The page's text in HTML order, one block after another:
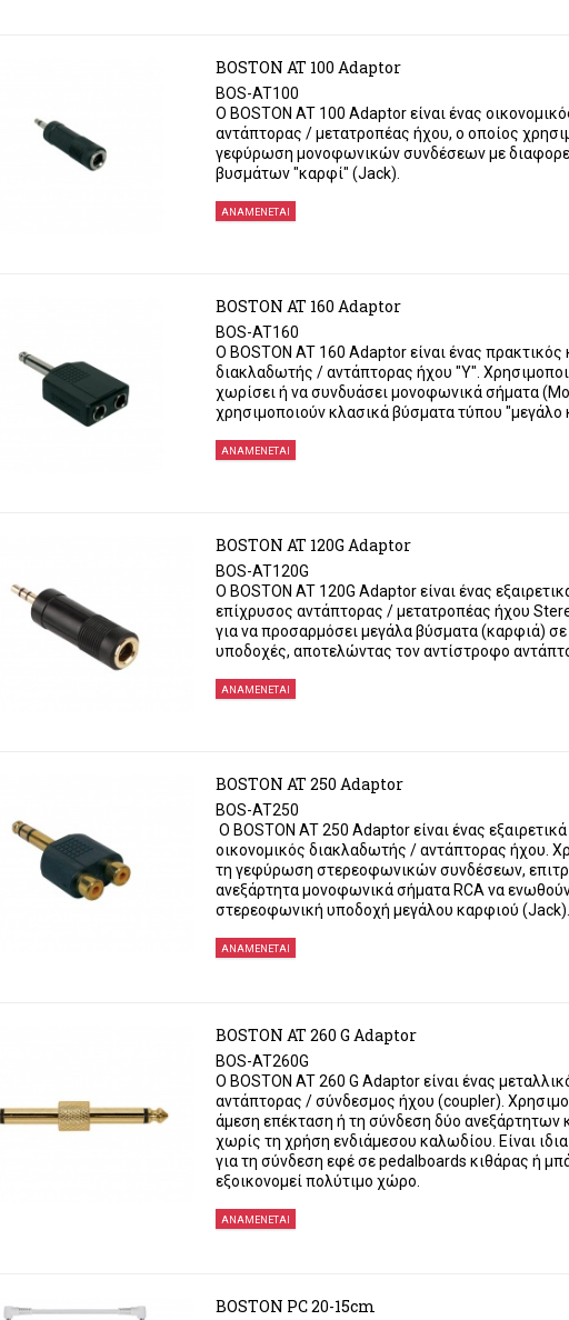
BOSTON AT 100 Adaptor
BOS-AT100
Ο BOSTON AT 100 Adaptor είναι ένας
αντάπτορας / μετατροπέας ήχου, ο οποίος
γεφύρωση μονοφωνικών συνδέσεων με
βυσμάτων "καρφί" (Jack).
ΑΝΑΜΈΝΕΤΑΙ
BOSTON AT 160 Adaptor
BOS-AT160
Ο BOSTON AT 160 Adaptor είναι ένας πρακτικός
διακλαδωτής / αντάπτορας ήχου "Y".
χωρίσει ή να συνδυάσει μονοφωνικά σήματα
χρησιμοποιούν κλασικά βύσματα τύπου
ΑΝΑΜΈΝΕΤΑΙ
BOSTON AT 120G Adaptor
BOS-AT120G
Ο BOSTON AT 120G Adaptor είναι ένας
επίχρυσος αντάπτορας / μετατροπέας ήχου
για να προσαρμόσει μεγάλα βύσματα (καρφιά) σε
υποδοχές, αποτελώντας τον αντίστροφο
ΑΝΑΜΈΝΕΤΑΙ
BOSTON AT 250 Adaptor
BOS-AT250
Ο BOSTON AT 250 Adaptor είναι ένας
οικονομικός διακλαδωτής / αντάπτορας ήχου.
τη γεφύρωση στερεοφωνικών συνδέσεων,
ανεξάρτητα μονοφωνικά σήματα RCA να
στερεοφωνική υποδοχή μεγάλου καρφιού (Jack).
ΑΝΑΜΈΝΕΤΑΙ
BOSTON AT 260 G Adaptor
BOS-AT260G
Ο BOSTON AT 260 G Adaptor είναι ένας
αντάπτορας / σύνδεσμος ήχου (coupler).
άμεση επέκταση ή τη σύνδεση δύο ανεξάρτητων
χωρίς τη χρήση ενδιάμεσου καλωδίου. Είναι
για τη σύνδεση εφέ σε pedalboards κιθάρας ή
εξοικονομεί πολύτιμο χώρο.
ΑΝΑΜΈΝΕΤΑΙ
BOSTON PC 20-15cm